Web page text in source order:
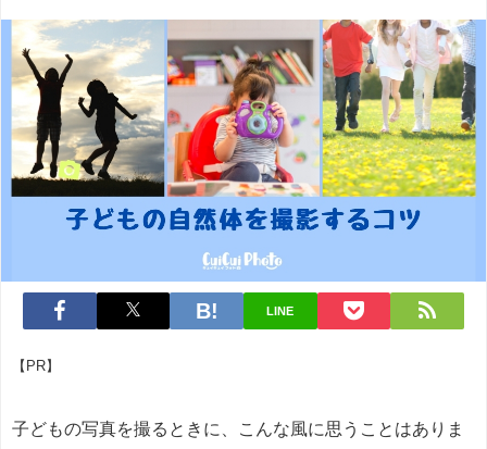
LINE
【PR】
子どもの写真を撮るときに、こんな風に思うことはありま